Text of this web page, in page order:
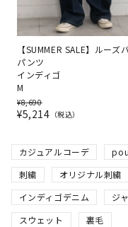
【SUMMER SALE】ルーズ
パンツ
インディゴ
M
¥8,690
¥5,214 税込
カジュアルコーデ
刺繍
オリジナル刺繍
インディゴデニム
ジ
スウェット
裏毛